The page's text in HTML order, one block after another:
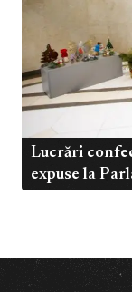
Lucrări
expuse la